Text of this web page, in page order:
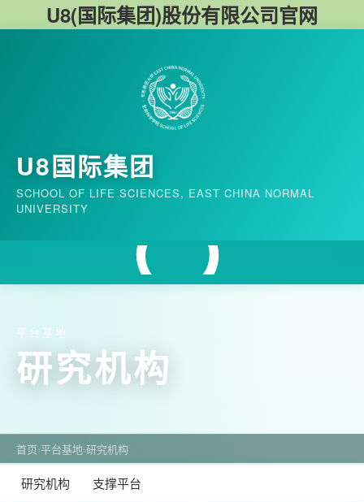
U8(国际集团)股份有限公司官网
U8国际集团
SCHOOL OF LIFE SCIENCES, EAST CHINA NORMAL
UNIVERSITY
平台基地
研究机构
首页›平台基地›研究机构
研究机构 支撑平台